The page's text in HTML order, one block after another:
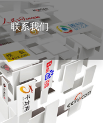
联系我们